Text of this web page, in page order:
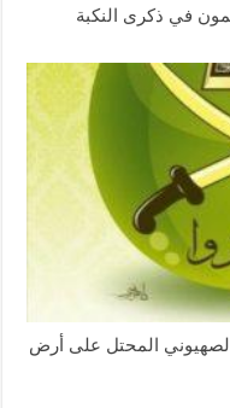
في ذكرى النكبة
المحتل على أرض